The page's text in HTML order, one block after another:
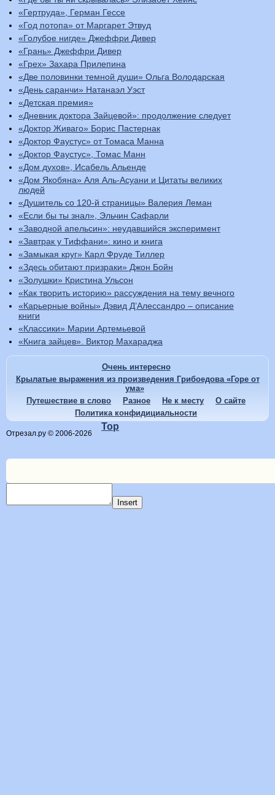
«Гертруда», Герман Гессе
«Год потопа» от Маргарет Этвуд
«Голубое нигде» Джеффри Дивер
«Грань» Джеффри Дивер
«Грех» Захара Прилепина
«Две половинки темной души» Ольга Володарская
«День саранчи» Натанаэл Уэст
«Детская премия»
«Дневник доктора Зайцевой»: продолжение следует
«Доктор Живаго» Борис Пастернак
«Доктор Фаустус» от Томаса Манна
«Доктор Фаустус», Томас Манн
«Дом духов», Исабель Альенде
«Дом Якобяна» Аля Аль-Асуани и Цитаты великих
людей
«Душитель со 120-й страницы» Валерия Леман
«Если бы ты знал», Эльчин Сафарли
«Заводной апельсин»: неудавшийся эксперимент
«Завтрак у Тиффани»: кино и книга
«Замыкая круг» Карл Фруде Тиллер
«Здесь обитают призраки» Джон Бойн
«Золушки» Кристина Ульсон
«Как творить историю» рассуждения на тему вечного
«Карьерные войны» Дэвид Д’Алессандро – описание
книги
«Классики» Марии Артемьевой
«Книга зайцев». Виктор Махараджа
Очень интересно
Крылатые выражения из произведения Грибоедова «Горе от
ума»
Путешествие в слово
Разное Не к месту
О сайте
Политика конфидициальности
Отрезал.ру © 2006-2026
Top
Insert